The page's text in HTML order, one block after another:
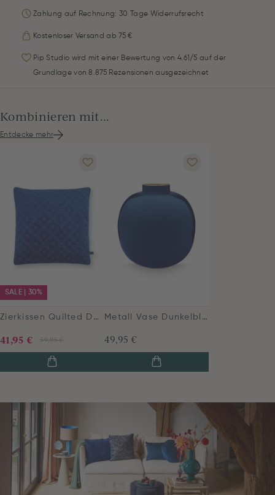
Zahlung auf Rechnung: 30 Tage Widerrufsrecht
Kostenloser Versand ab 75 €
Pip Studio wird mit einer Bewertung von 4.61/5 auf der
Grundlage von 8.875 Rezensionen ausgezeichnet
Kombinieren mit...
Entdecke mehr
SALE | 30%
Zierkissen Quilted Daisy Blau
59,95 €
41,95 €
Metall Vase Dunkelblau 23 cm
49,95 €